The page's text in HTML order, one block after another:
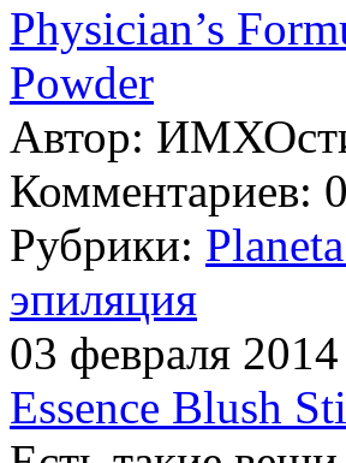
Physiсian’s
Powder
Автор:
Комментариев: 0
Рубрики:
эпиляция
03 февраля 2014
Essence Blush